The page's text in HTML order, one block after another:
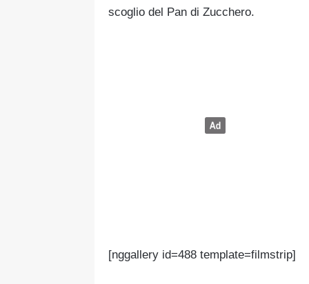
scoglio del Pan di Zucchero.
[nggallery id=488 template=filmstrip]